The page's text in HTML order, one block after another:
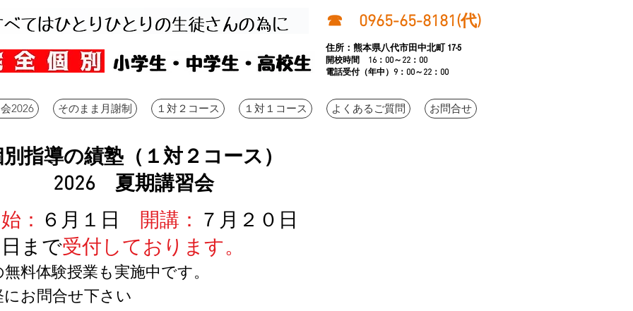
☎ 0965-65-8181(代)
住所： 熊本県八代市田中北町 17-5​
開校時間 16：00～22：00
電話受付（年中）9：00～22：00
2026 そのまま月謝制 １対２コース １対１コース よくあるご質問 お問合せ
指導の績塾（１対２コース）
2026 夏期講習会
： ６月１日 開講： ７月２０日
まで受付しております。
料体験授業も実施中です。
にお問合せ下さい